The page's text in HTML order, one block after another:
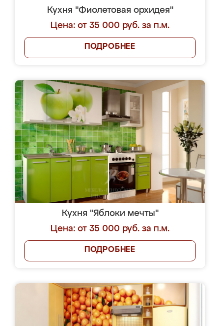
Кухня "Фиолетовая орхидея"
Цена: от 35 000 руб. за п.м.
ПОДРОБНЕЕ
Кухня "Яблоки мечты"
Цена: от 35 000 руб. за п.м.
ПОДРОБНЕЕ